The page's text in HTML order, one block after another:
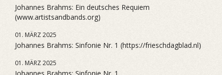
Johannes Brahms: Ein deutsches Requiem
(www.artistsandbands.org)
01. MÄRZ 2025
Johannes Brahms: Sinfonie Nr. 1 (https://frieschdagblad.nl)
01. MÄRZ 2025